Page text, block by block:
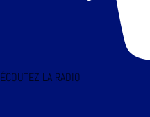
ÉCOUTEZ LA RADIO